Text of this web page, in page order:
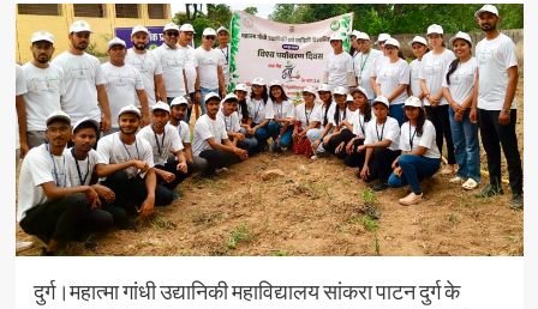
दुर्ग।महात्मा गांधी उद्यानिकी महाविद्यालय सांकरा पाटन दुर्ग के